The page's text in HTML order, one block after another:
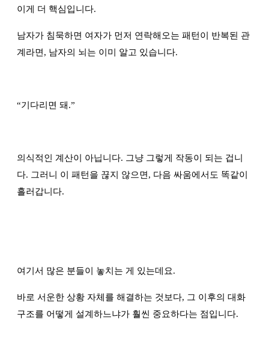
이게 더 핵심입니다.
남자가 침묵하면 여자가 먼저 연락해오는 패턴이 반복된 관
계라면, 남자의 뇌는 이미 알고 있습니다.
“기다리면 돼.”
의식적인 계산이 아닙니다. 그냥 그렇게 작동이 되는 겁니
다. 그러니 이 패턴을 끊지 않으면, 다음 싸움에서도 똑같이
흘러갑니다.
여기서 많은 분들이 놓치는 게 있는데요.
바로 서운한 상황 자체를 해결하는 것보다, 그 이후의 대화
구조를 어떻게 설계하느냐가 훨씬 중요하다는 점입니다.